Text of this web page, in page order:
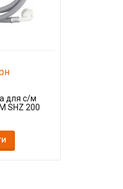
для с/м
SHZ 200